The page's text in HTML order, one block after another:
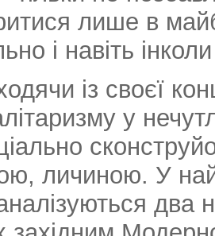
лише в
і навіть
із своєї
у
личиною. У
два